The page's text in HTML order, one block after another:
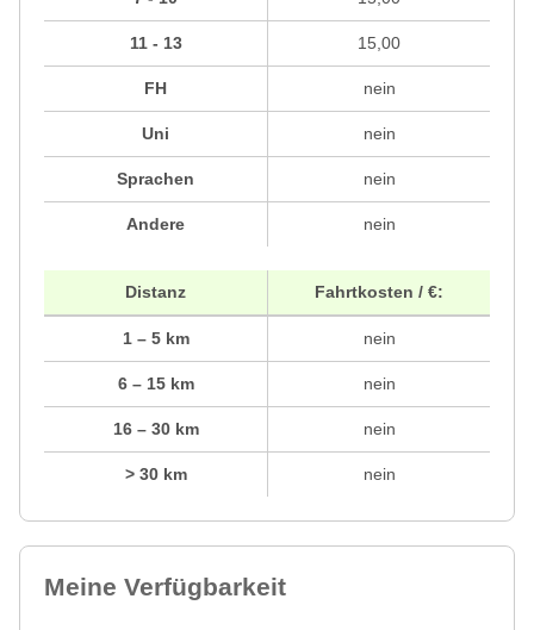
11 - 13
FH
Uni
Sprachen
Andere
15,00
nein
nein
nein
nein
Distanz
1 – 5 km
6 – 15 km
16 – 30 km
> 30 km
Fahrtkosten / €:
nein
nein
nein
nein
Meine Verfügbarkeit